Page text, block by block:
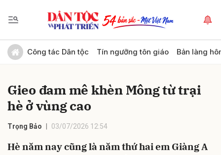
Công tác Dân tộc Tín ngưỡng tôn giáo Bản làng
Gieo đam mê khèn Mông từ trại
hè ở vùng cao
Trọng Bảo 03/07/2026 12:54
Hè năm nay cũng là năm thứ hai em Giàng A
Gửi bình luận
Hủy Gửi